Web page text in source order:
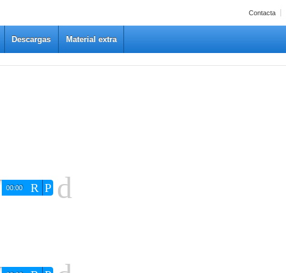
Contacta
Descargas Material extra
00:00 R P d